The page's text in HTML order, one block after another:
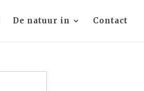
De natuur in Contact